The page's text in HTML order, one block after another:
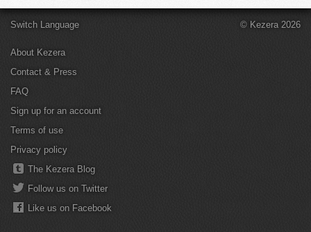
Switch Language
About Kezera
Contact & Press
FAQ
Sign up for an account
Terms of use
Privacy policy
The Kezera Blog
Follow us on Twitter
Like us on Facebook
© Kezera 2026